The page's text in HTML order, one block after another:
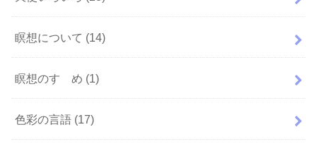
瞑想について (14)
瞑想のすゝめ (1)
色彩の言語 (17)